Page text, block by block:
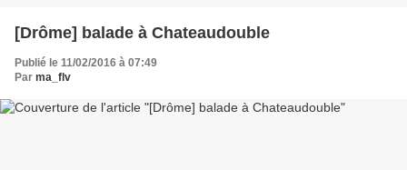
[Drôme] balade à Chateaudouble
Publié le 11/02/2016 à 07:49
Par ma_flv